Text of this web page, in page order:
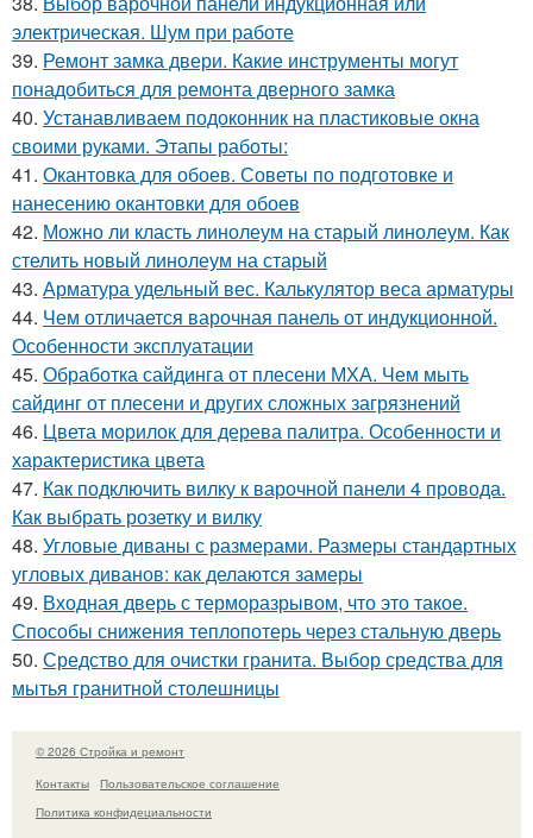
электрическая. Шум при работе
39. Ремонт замка двери. Какие инструменты могут
понадобиться для ремонта дверного замка
40. Устанавливаем подоконник на пластиковые окна
своими руками. Этапы работы:
41. Окантовка для обоев. Советы по подготовке и
нанесению окантовки для обоев
42. Можно ли класть линолеум на старый линолеум. Как
стелить новый линолеум на старый
43. Арматура удельный вес. Калькулятор веса арматуры
44. Чем отличается варочная панель от индукционной.
Особенности эксплуатации
45. Обработка сайдинга от плесени МХА. Чем мыть
сайдинг от плесени и других сложных загрязнений
46. Цвета морилок для дерева палитра. Особенности и
характеристика цвета
47. Как подключить вилку к варочной панели 4 провода.
Как выбрать розетку и вилку
48. Угловые диваны с размерами. Размеры стандартных
угловых диванов: как делаются замеры
49. Входная дверь с терморазрывом, что это такое.
Способы снижения теплопотерь через стальную дверь
50. Средство для очистки гранита. Выбор средства для
мытья гранитной столешницы
© 2026 Стройка и ремонт
Контакты
Пользовательское соглашение
Политика конфидециальности